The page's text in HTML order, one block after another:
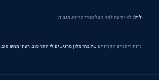
ליל: לא יודעת למה אבל תמיד כריות, מגבות,
נרות ריחניים יוקרתיים של בתי מלון מרגישים לי יותר טוב. רעיון ממש טוב.